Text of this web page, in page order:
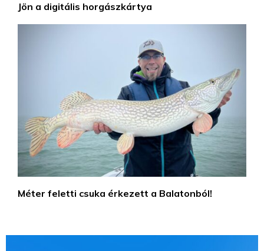
Jön a digitális horgászkártya
Méter feletti csuka érkezett a Balatonból!